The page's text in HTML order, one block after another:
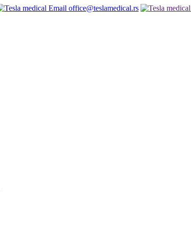
office@teslamedical.rs